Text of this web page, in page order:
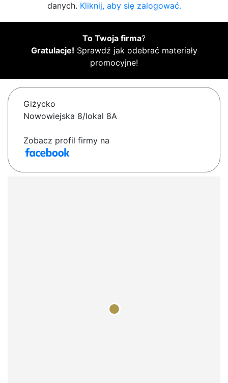
danych. Kliknij, aby się zalogować.
To Twoja firma?
Gratulacje! Sprawdź jak odebrać materiały
promocyjne!
Giżycko
Nowowiejska 8/lokal 8A
Zobacz profil firmy na